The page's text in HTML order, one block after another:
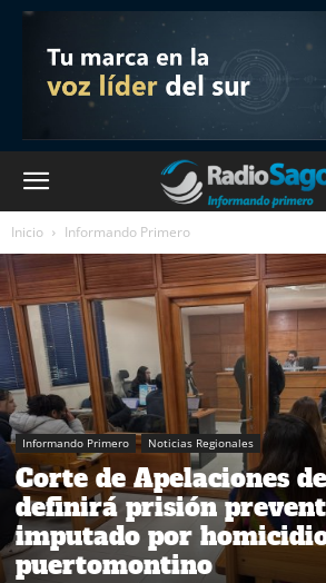
Inicio Informando Primero
Informando Primero Noticias Regionales
Corte de Apelaciones
definirá prisión
imputado por
puertomontino